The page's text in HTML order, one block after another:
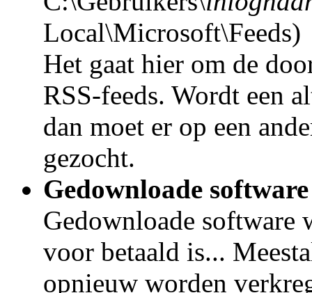
Local\Microsoft\Feeds)
Het gaat hier om de
RSS-feeds. Wordt een
dan moet er op een
gezocht.
Gedownloade software
Gedownloade software
voor betaald is...
opnieuw worden